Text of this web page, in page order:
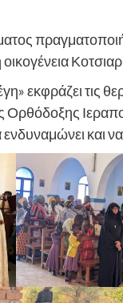
εκφράζει τις
Ορθόδοξης
και